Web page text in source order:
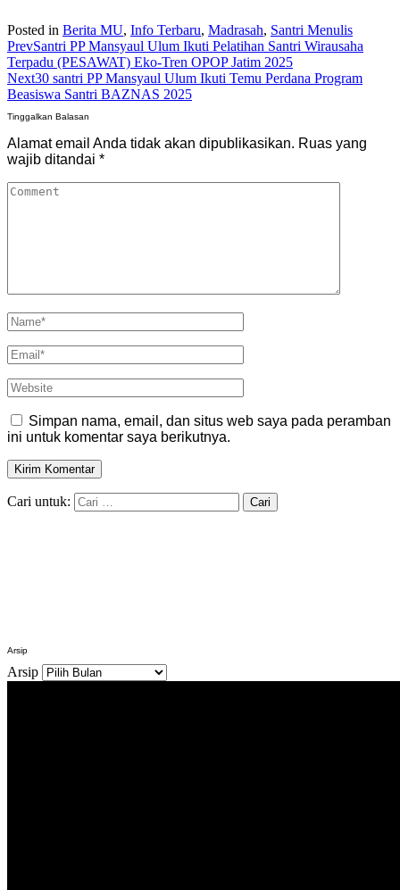
Posted in Berita MU, Info Terbaru, Madrasah, Santri Menulis
PrevSantri PP Mansyaul Ulum Ikuti Pelatihan Santri Wirausaha
Terpadu (PESAWAT) Eko-Tren OPOP Jatim 2025
Next30 santri PP Mansyaul Ulum Ikuti Temu Perdana Program
Beasiswa Santri BAZNAS 2025
Tinggalkan Balasan
Alamat email Anda tidak akan dipublikasikan. Ruas yang
wajib ditandai *
Simpan nama, email, dan situs web saya pada peramban
ini untuk komentar saya berikutnya.
Cari untuk:
Arsip
Arsip